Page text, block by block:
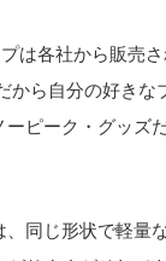
は各社から販売
から自分の好きな
ピーク・グッズ
、同じ形状で軽量